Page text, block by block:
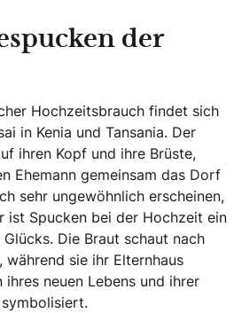
der
Hochzeitsbrauch findet sich
in Kenia und Tansania. Der
ihren Kopf und ihre Brüste,
Ehemann gemeinsam das Dorf
sehr ungewöhnlich erscheinen,
ist Spucken bei der Hochzeit ein
Die Braut schaut nach
sie ihr Elternhaus
neuen Lebens und ihrer